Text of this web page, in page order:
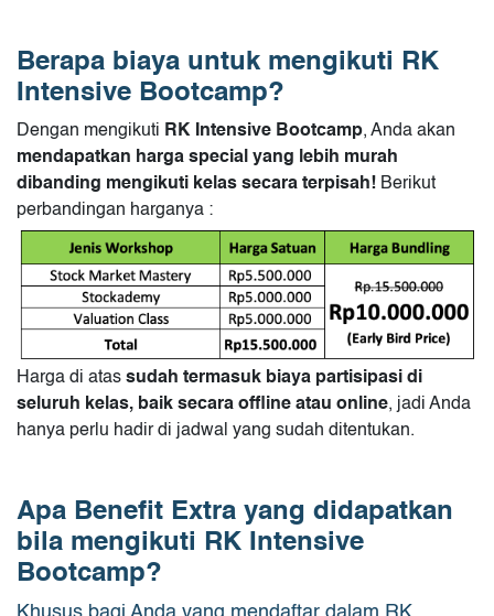
Berapa biaya untuk mengikuti RK
Intensive Bootcamp?
Dengan mengikuti RK Intensive Bootcamp, Anda akan
mendapatkan harga special yang lebih murah
dibanding mengikuti kelas secara terpisah! Berikut
perbandingan harganya :
Harga di atas sudah termasuk biaya partisipasi di
seluruh kelas, baik secara offline atau online, jadi Anda
hanya perlu hadir di jadwal yang sudah ditentukan.
Apa Benefit Extra yang didapatkan
bila mengikuti RK Intensive
Bootcamp?